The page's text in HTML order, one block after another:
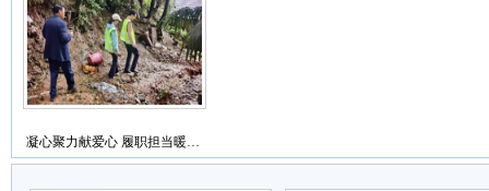
凝心聚力献爱心 履职担当暖…